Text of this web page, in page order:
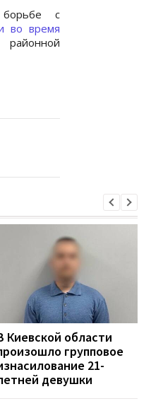
борьбе с
во время
районной
Киевской области
групповое
21-
девушки